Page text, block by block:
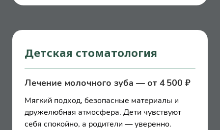
Детская стоматология
Лечение молочного зуба — от 4 500 ₽
Мягкий подход, безопасные материалы и
дружелюбная атмосфера. Дети чувствуют
себя спокойно, а родители — уверенно.